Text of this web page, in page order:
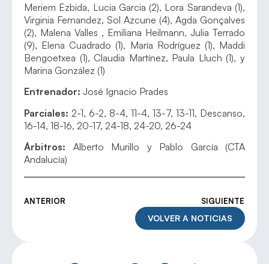
Meriem Ezbida, Lucia Garcia (2), Lora Sarandeva (1),
Virginia Fernandez, Sol Azcune (4), Agda Gonçalves
(2), Malena Valles , Emiliana Heilmann, Julia Terrado
(9), Elena Cuadrado (1), María Rodríguez (1), Maddi
Bengoetxea (1), Claudia Martínez, Paula Lluch (1), y
Marina González (1)
Entrenador: José Ignacio Prades
Parciales: 2-1, 6-2, 8-4, 11-4, 13-7, 13-11, Descanso,
16-14, 18-16, 20-17, 24-18, 24-20, 26-24
Árbitros: Alberto Murillo y Pablo García (CTA
Andalucía)
ANTERIOR SIGUIENTE
VOLVER A NOTICIAS